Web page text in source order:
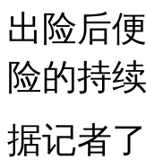
出险后
险的持
据记者